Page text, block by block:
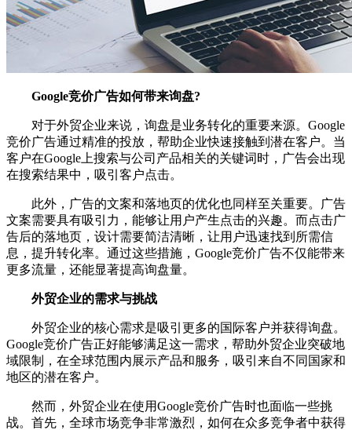
Google竞价广告如何带来询盘?
对于外贸企业来说，询盘是业务转化的重要来源。Google
竞价广告通过精准的投放，帮助企业快速接触到潜在客户。当
客户在Google上搜索与公司产品相关的关键词时，广告会出现
在搜索结果中，吸引客户点击。
此外，广告的文案和落地页的优化也同样至关重要。广告
文案需要具有吸引力，能够让用户产生点击的兴趣。而点击广
告后的落地页，设计需要简洁清晰，让用户迅速找到所需信
息，提升转化率。通过这些措施，Google竞价广告不仅能带来
更多流量，还能显著提高询盘量。
外贸企业的需求与挑战
外贸企业的核心需求是吸引更多的国际客户并获得询盘。
Google竞价广告正好能够满足这一需求，帮助外贸企业突破地
域限制，在全球范围内展示产品和服务，吸引来自不同国家和
地区的潜在客户。
然而，外贸企业在使用Google竞价广告时也面临一些挑
战。首先，全球市场竞争非常激烈，如何在众多竞争者中获得